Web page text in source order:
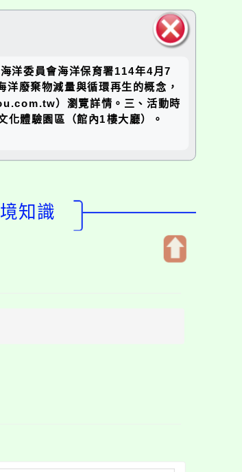
塊
洋委員會海洋保育署114年4月7
廢棄物減量與循環再生的概念，
）瀏覽詳情。三、活動時
體驗園區（館內1樓大廳）。
知識